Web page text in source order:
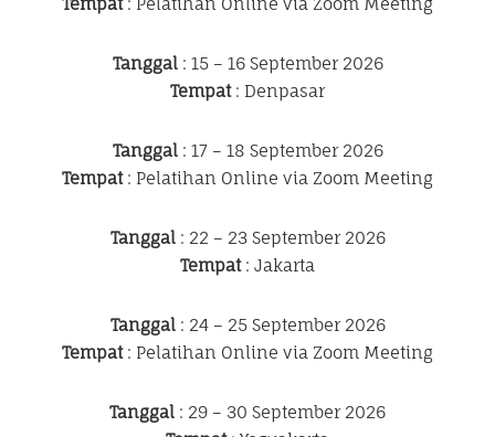
Tempat: Pelatihan Online via Zoom Meeting
Tanggal: 15 – 16 September 2026
Tempat: Denpasar
Tanggal: 17 – 18 September 2026
Tempat: Pelatihan Online via Zoom Meeting
Tanggal: 22 – 23 September 2026
Tempat: Jakarta
Tanggal: 24 – 25 September 2026
Tempat: Pelatihan Online via Zoom Meeting
Tanggal : 29 – 30 September 2026